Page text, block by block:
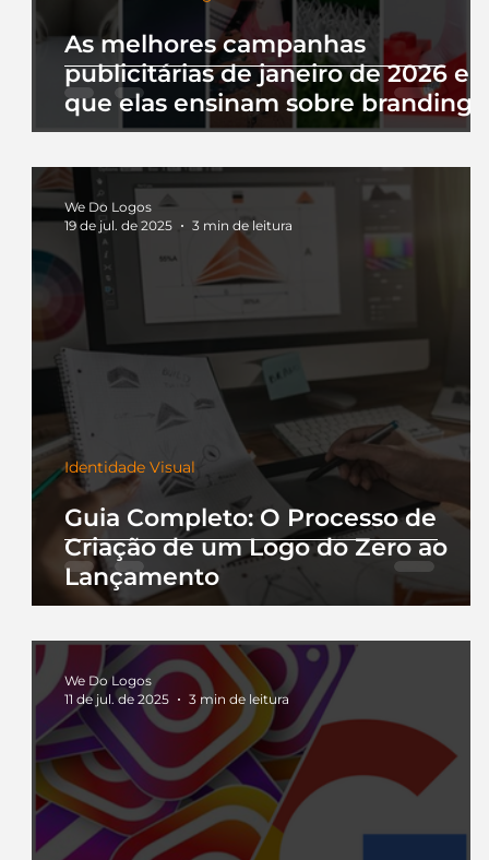
As melhores campanhas
publicitárias de janeiro de 2026 e
que elas ensinam sobre branding
Guia Completo: O Processo de
Criação de um Logo do Zero ao
Lançamento
Identidade Visual
We Do Logos
19 de jul. de 2025
3 min de leitura
We Do Logos
11 de jul. de 2025
3 min de leitura